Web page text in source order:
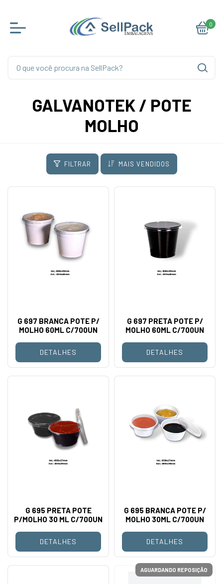
0
GALVANOTEK / POTE
MOLHO
FILTRAR MAIS VENDIDOS
G 697 BRANCA POTE P/
MOLHO 60ML C/700UN
DETALHES
G 697 PRETA POTE P/
MOLHO 60ML C/700UN
DETALHES
G 695 PRETA POTE
P/MOLHO 30 ML C/700UN
DETALHES
G 695 BRANCA POTE P/
MOLHO 30ML C/700UN
DETALHES
AGUARDANDO REPOSIÇÃO